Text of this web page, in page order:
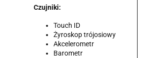
Czujniki:
Touch ID
Żyroskop trójosiowy
Akcelerometr
Barometr